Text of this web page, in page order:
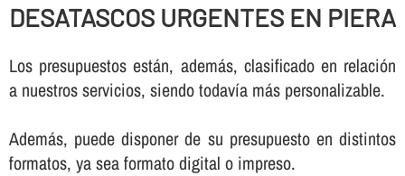
DESATASCOS URGENTES EN PIERA
Los presupuestos están, además, clasificado en relación
a nuestros servicios, siendo todaví­a más personalizable.
Además, puede disponer de su presupuesto en distintos
formatos, ya sea formato digital o impreso.